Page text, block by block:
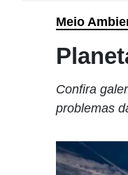
Meio
Confira
problemas